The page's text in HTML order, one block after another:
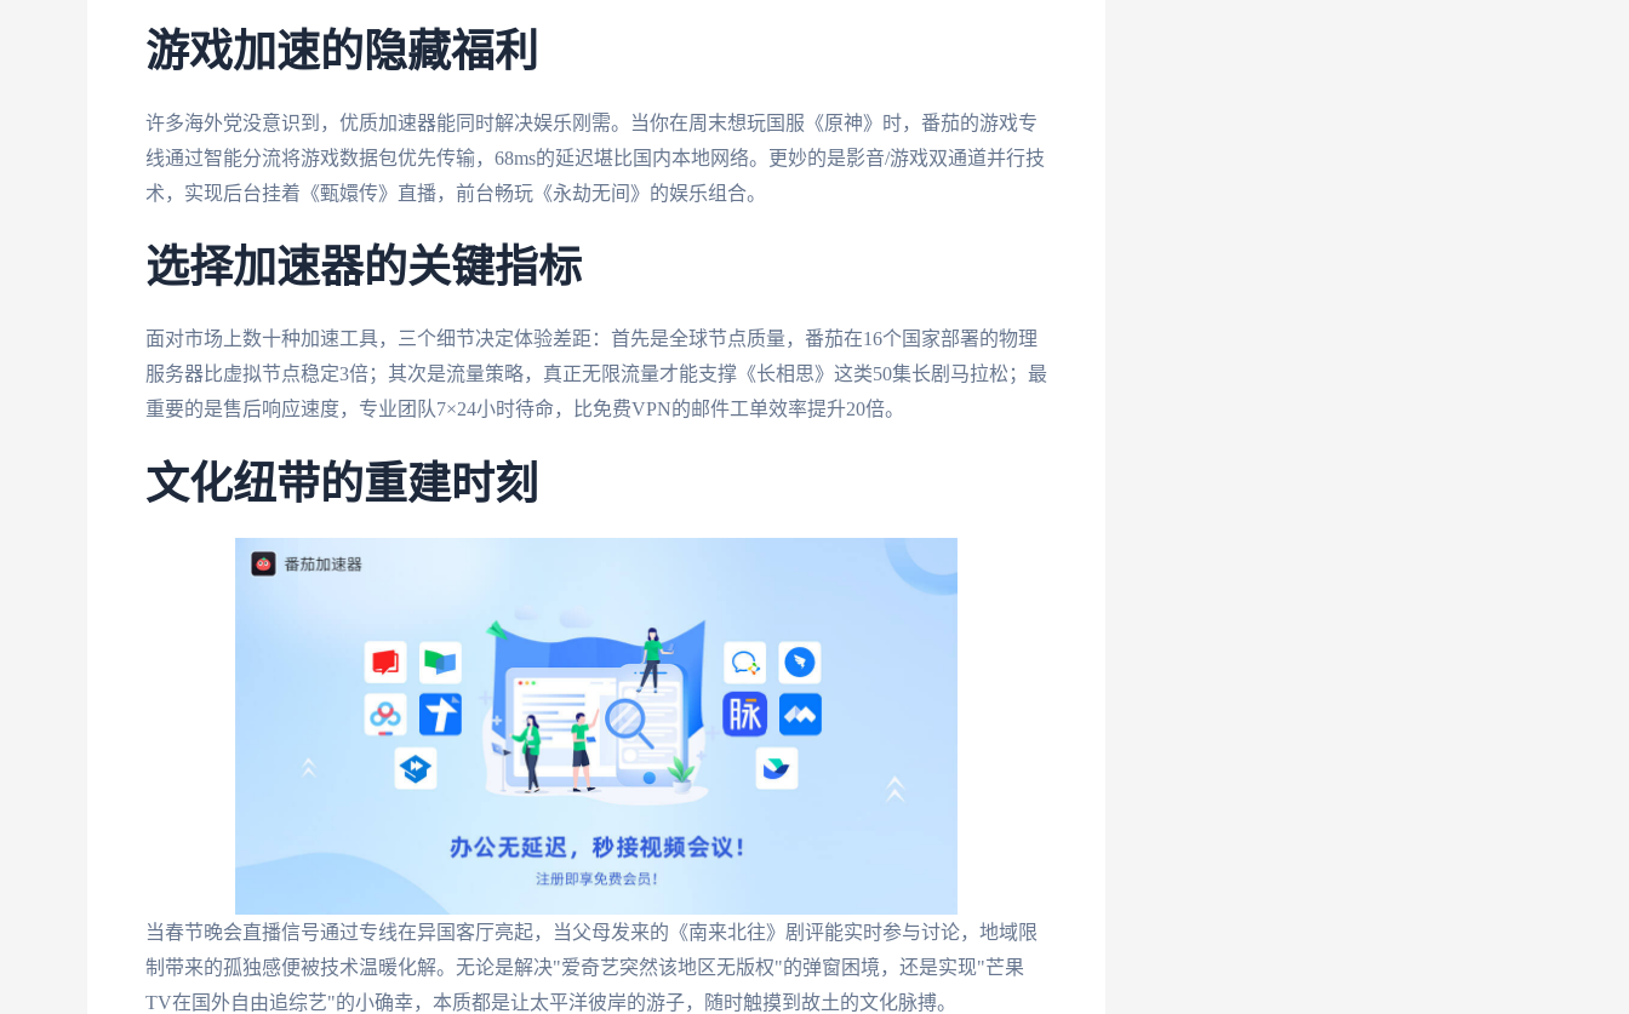
游戏加速的隐藏福利
许多海外党没意识到，优质加速器能同时解决娱乐刚需。当你在周末想玩国服《原神》时，番茄的游戏专
线通过智能分流将游戏数据包优先传输，68ms的延迟堪比国内本地网络。更妙的是影音/游戏双通道并行技
术，实现后台挂着《甄嬛传》直播，前台畅玩《永劫无间》的娱乐组合。
选择加速器的关键指标
面对市场上数十种加速工具，三个细节决定体验差距：首先是全球节点质量，番茄在16个国家部署的物理
服务器比虚拟节点稳定3倍；其次是流量策略，真正无限流量才能支撑《长相思》这类50集长剧马拉松；最
重要的是售后响应速度，专业团队7×24小时待命，比免费VPN的邮件工单效率提升20倍。
文化纽带的重建时刻
当春节晚会直播信号通过专线在异国客厅亮起，当父母发来的《南来北往》剧评能实时参与讨论，地域限
制带来的孤独感便被技术温暖化解。无论是解决"爱奇艺突然该地区无版权"的弹窗困境，还是实现"芒果
TV在国外自由追综艺"的小确幸，本质都是让太平洋彼岸的游子，随时触摸到故土的文化脉搏。